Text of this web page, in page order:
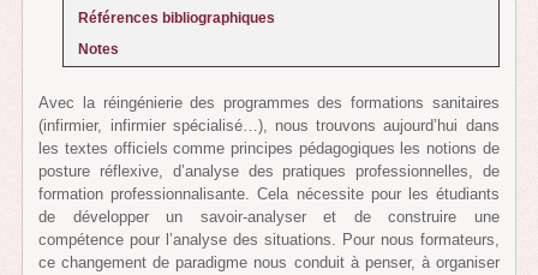
Références bibliographiques
Notes
Avec la réingénierie des programmes des formations sanitaires
(infirmier, infirmier spécialisé…), nous trouvons aujourd’hui dans
les textes officiels comme principes pédagogiques les notions de
posture réflexive, d’analyse des pratiques professionnelles, de
formation professionnalisante. Cela nécessite pour les étudiants
de développer un savoir-analyser et de construire une
compétence pour l’analyse des situations. Pour nous formateurs,
ce changement de paradigme nous conduit à penser, à organiser